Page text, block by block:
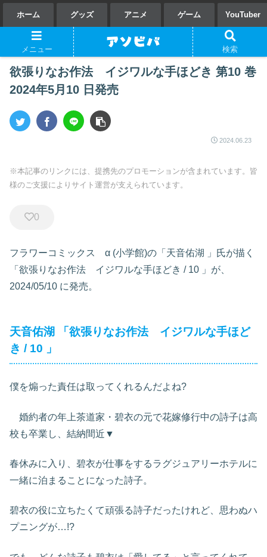
ホーム グッズ アニメ ゲーム YouTuber
欲張りなお作法 イジワルな手ほどき 第10 巻
2024年5月10 日発売
2024.06.23
※本記事のリンクには、提携先のプロモーションが含まれています。皆
様のご支援によりサイト運営が支えられています。
0
フラワーコミックス α (小学館)の「 天音佑湖
」氏が描く
「欲張りなお作法 イジワルな手ほどき / 10 」が、
2024/05/10 に発売。
天音佑湖
「欲張りなお作法 イジワルな手ほど
き / 10 」
僕を煽った責任は取ってくれるんだよね?
婚約者の年上茶道家・碧衣の元で花嫁修行中の詩子は高
校も卒業し、結納間近▼
春休みに入り、碧衣が仕事をするラグジュアリーホテルに
一緒に泊まることになった詩子。
碧衣の役に立ちたくて頑張る詩子だったけれど、思わぬハ
プニングが…!?
メニュー 検索